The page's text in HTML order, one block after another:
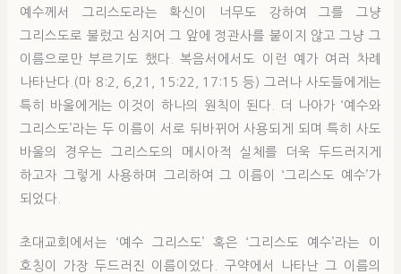
예수께서 그리스도라는 확신이 너무도 강하여 그를 그냥
그리스도로 불렀고 심지어 그 앞에 정관사를 붙이지 않고 그냥 그
이름으로만 부르기도 했다. 복음서에서도 이런 예가 여러 차례
나타난다.(마 8:2, 6,21, 15:22, 17:15 등) 그러나 사도들에게는
특히 바울에게는 이것이 하나의 원칙이 된다. 더 나아가 ‘예수와
그리스도’라는 두 이름이 서로 뒤바뀌어 사용되게 되며 특히 사도
바울의 경우는 그리스도의 메시아적 실체를 더욱 두드러지게
하고자 그렇게 사용하며 그리하여 그 이름이 ‘그리스도 예수’가
되었다.
초대교회에서는 ‘예수 그리스도’ 혹은 ‘그리스도 예수’라는 이
호칭이 가장 두드러진 이름이었다. 구약에서 나타난 그 이름의